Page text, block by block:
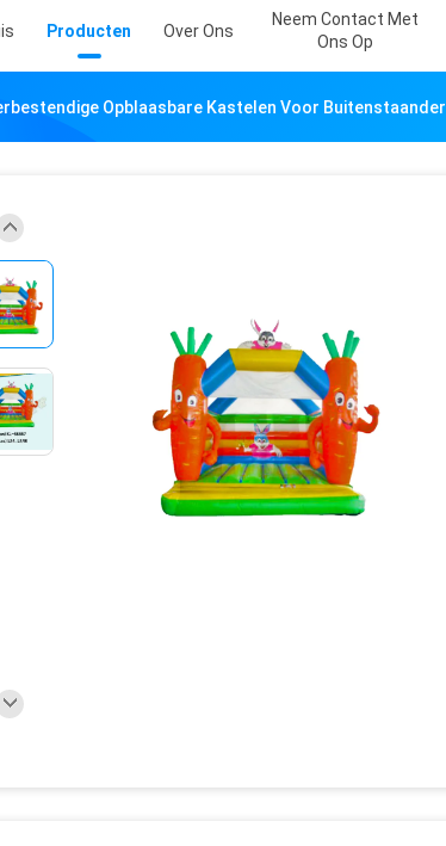
Producten Over Ons
Neem Contact Met
Ons Op
Opblaasbare Kastelen Voor Buitenstaander